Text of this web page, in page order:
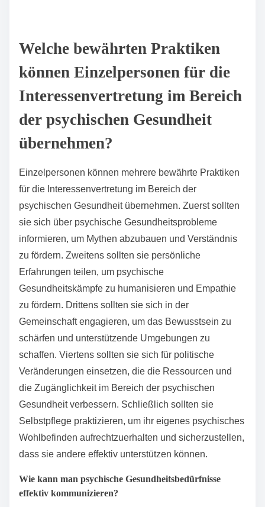
Unterstützungsnetzwerke für psychische Gesundheit?
Mehrere weniger bekannte Unterstützungsnetzwerke
für psychische Gesundheit sind die National Alliance
on Mental Illness (NAMI), die peer-geführte
Selbsthilfegruppen anbietet, und die Warm Line, die
emotionale Unterstützung per Telefon bietet. Weitere
Prävention und frühzeitige Intervention konzentriert,
und 7 Cups, eine Online-Plattform für chatbasierte
Unterstützung. Darüber hinaus unterstützt das
Hearing Voices Network Personen, die akustische
Halluzinationen erleben. Jedes dieser Netzwerke
bietet einzigartige Merkmale, wie Peer-Unterstützung,
Zugänglichkeit und einen Fokus auf spezifische
Herausforderungen im Bereich der psychischen
Welche bewährten Praktiken
können Einzelpersonen für die
Interessenvertretung im Bereich
der psychischen Gesundheit
Einzelpersonen können mehrere bewährte Praktiken